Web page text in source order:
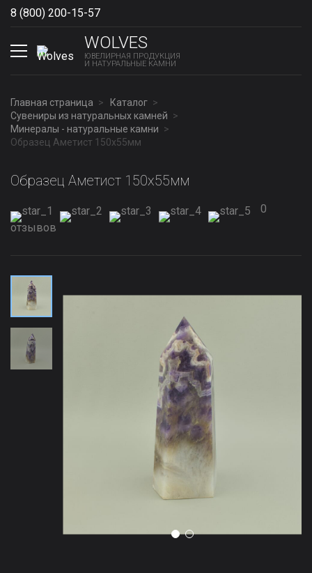
8 (800) 200-15-57
WOLVES
ЮВЕЛИРНАЯ ПРОДУКЦИЯ
И НАТУРАЛЬНЫЕ КАМНИ
Главная страница
Каталог
Сувениры из натуральных камней
Минералы - натуральные камни
Образец Аметист 150x55мм
Образец Аметист 150x55мм
0
отзывов